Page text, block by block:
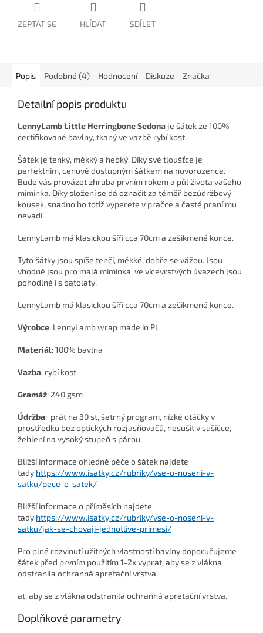
ZEPTAT SE HLÍDAT SDÍLET
Popis Podobné (4) Hodnocení Diskuze Značka
Detailní popis produktu
LennyLamb Little Herringbone Sedona je šátek ze 100%
certifikované bavlny, tkaný ve vazbě rybí kost.
Šátek je tenký, měkký a hebký. Díky své tloušťce je
perfektním, cenově dostupným šátkem na novorozence.
Bude vás provázet zhruba prvním rokem a půl života vašeho
miminka. Díky složení se dá označit za téměř bezúdržbový
kousek, snadno ho totiž vyperete v pračce a časté praní mu
nevadí.
LennyLamb má klasickou šíři cca 70cm a zešikmené konce.
Tyto šátky jsou spíše tenčí, měkké, dobře se vážou. Jsou
vhodné jsou pro malá miminka, ve vícevrstvých úvazech jsou
pohodlné i s batolaty.
LennyLamb má klasickou šíři cca 70cm a zešikmené konce.
Výrobce: LennyLamb wrap made in PL
Materiál: 100% bavlna
Vazba: rybí kost
Gramáž: 240 gsm
Údržba: prát na 30 st, šetrný program, nízké otáčky v
prostředku bez optických rozjasňovačů, nesušit v sušičce,
žehlení na vysoký stupeň s párou.
Bližší informace ohledně péče o šátek najdete
tady https://www.isatky.cz/rubriky/vse-o-noseni-v-
satku/pece-o-satek/
Bližší informace o příměsích najdete
tady https://www.isatky.cz/rubriky/vse-o-noseni-v-
satku/jak-se-chovaji-jednotlive-primesi/
Pro plné rozvinutí užitných vlastností bavlny doporučujeme
šátek před prvním použitím 1-2x vyprat, aby se z vlákna
odstranila ochranná apretační vrstva.
at, aby se z vlákna odstranila ochranná apretační vrstva.
Doplňkové parametry